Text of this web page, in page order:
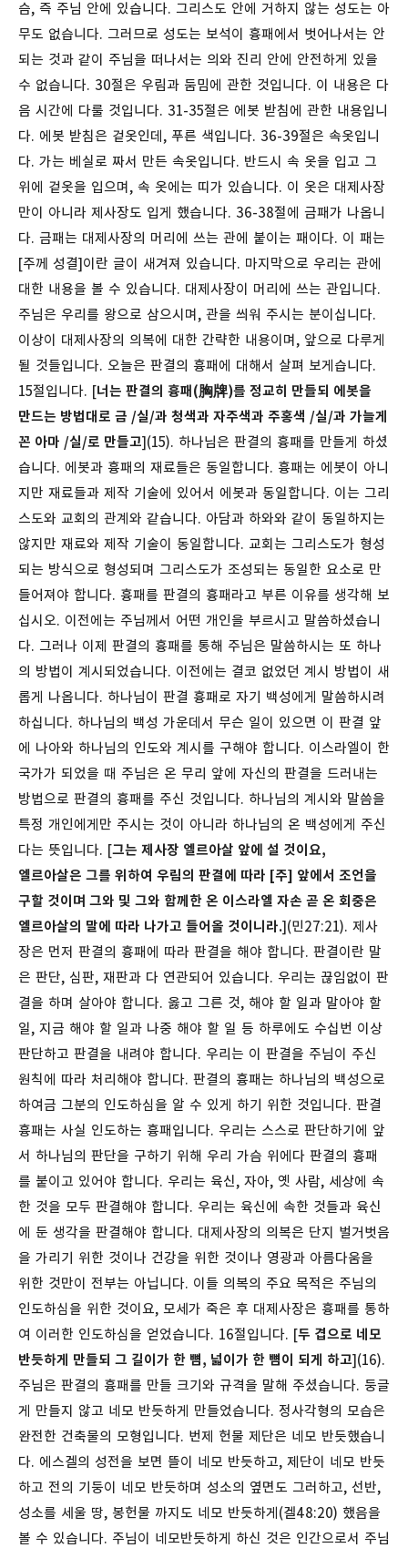
슴, 즉 주님 안에 있습니다. 그리스도 안에 거하지 않는 성도는 아
무도 없습니다. 그러므로 성도는 보석이 흉패에서 벗어나서는 안
되는 것과 같이 주님을 떠나서는 의와 진리 안에 안전하게 있을
수 없습니다. 30절은 우림과 둠밈에 관한 것입니다. 이 내용은 다
음 시간에 다룰 것입니다. 31-35절은 에봇 받침에 관한 내용입니
다. 에봇 받침은 겉옷인데, 푸른 색입니다. 36-39절은 속옷입니
다. 가는 베실로 짜서 만든 속옷입니다. 반드시 속 옷을 입고 그
위에 겉옷을 입으며, 속 옷에는 띠가 있습니다. 이 옷은 대제사장
만이 아니라 제사장도 입게 했습니다. 36-38절에 금패가 나옵니
다. 금패는 대제사장의 머리에 쓰는 관에 붙이는 패이다. 이 패는
[주께 성결]이란 글이 새겨져 있습니다. 마지막으로 우리는 관에
대한 내용을 볼 수 있습니다. 대제사장이 머리에 쓰는 관입니다.
주님은 우리를 왕으로 삼으시며, 관을 씌워 주시는 분이십니다.
이상이 대제사장의 의복에 대한 간략한 내용이며, 앞으로 다루게
될 것들입니다. 오늘은 판결의 흉패에 대해서 살펴 보게습니다.
15절입니다. [너는 판결의 흉패(胸牌)를 정교히 만들되 에봇을
만드는 방법대로 금 /실/과 청색과 자주색과 주홍색 /실/과 가늘게
꼰 아마 /실/로 만들고](15). 하나님은 판결의 흉패를 만들게 하셨
습니다. 에봇과 흉패의 재료들은 동일합니다. 흉패는 에봇이 아니
지만 재료들과 제작 기술에 있어서 에봇과 동일합니다. 이는 그리
스도와 교회의 관계와 같습니다. 아담과 하와와 같이 동일하지는
않지만 재료와 제작 기술이 동일합니다. 교회는 그리스도가 형성
되는 방식으로 형성되며 그리스도가 조성되는 동일한 요소로 만
들어져야 합니다. 흉패를 판결의 흉패라고 부른 이유를 생각해 보
십시오. 이전에는 주님께서 어떤 개인을 부르시고 말씀하셨습니
다. 그러나 이제 판결의 흉패를 통해 주님은 말씀하시는 또 하나
의 방법이 계시되었습니다. 이전에는 결코 없었던 계시 방법이 새
롭게 나옵니다. 하나님이 판결 흉패로 자기 백성에게 말씀하시려
하십니다. 하나님의 백성 가운데서 무슨 일이 있으면 이 판결 앞
에 나아와 하나님의 인도와 계시를 구해야 합니다. 이스라엘이 한
국가가 되었을 때 주님은 온 무리 앞에 자신의 판결을 드러내는
방법으로 판결의 흉패를 주신 것입니다. 하나님의 계시와 말씀을
특정 개인에게만 주시는 것이 아니라 하나님의 온 백성에게 주신
다는 뜻입니다. [그는 제사장 엘르아살 앞에 설 것이요,
엘르아살은 그를 위하여 우림의 판결에 따라 [주] 앞에서 조언을
구할 것이며 그와 및 그와 함께한 온 이스라엘 자손 곧 온 회중은
엘르아살의 말에 따라 나가고 들어올 것이니라.](민27:21). 제사
장은 먼저 판결의 흉패에 따라 판결을 해야 합니다. 판결이란 말
은 판단, 심판, 재판과 다 연관되어 있습니다. 우리는 끊임없이 판
결을 하며 살아야 합니다. 옳고 그른 것, 해야 할 일과 말아야 할
일, 지금 해야 할 일과 나중 해야 할 일 등 하루에도 수십번 이상
판단하고 판결을 내려야 합니다. 우리는 이 판결을 주님이 주신
원칙에 따라 처리해야 합니다. 판결의 흉패는 하나님의 백성으로
하여금 그분의 인도하심을 알 수 있게 하기 위한 것입니다. 판결
흉패는 사실 인도하는 흉패입니다. 우리는 스스로 판단하기에 앞
서 하나님의 판단을 구하기 위해 우리 가슴 위에다 판결의 흉패
를 붙이고 있어야 합니다. 우리는 육신, 자아, 옛 사람, 세상에 속
한 것을 모두 판결해야 합니다. 우리는 육신에 속한 것들과 육신
에 둔 생각을 판결해야 합니다. 대제사장의 의복은 단지 벌거벗음
을 가리기 위한 것이나 건강을 위한 것이나 영광과 아름다움을
위한 것만이 전부는 아닙니다. 이들 의복의 주요 목적은 주님의
인도하심을 위한 것이요, 모세가 죽은 후 대제사장은 흉패를 통하
여 이러한 인도하심을 얻었습니다. 16절입니다. [두 겹으로 네모
반듯하게 만들되 그 길이가 한 뼘, 넓이가 한 뼘이 되게 하고](16).
주님은 판결의 흉패를 만들 크기와 규격을 말해 주셨습니다. 둥글
게 만들지 않고 네모 반듯하게 만들었습니다. 정사각형의 모습은
완전한 건축물의 모형입니다. 번제 헌물 제단은 네모 반듯했습니
다. 에스겔의 성전을 보면 뜰이 네모 반듯하고, 제단이 네모 반듯
하고 전의 기둥이 네모 반듯하며 성소의 옆면도 그러하고, 선반,
성소를 세울 땅, 봉헌물 까지도 네모 반듯하게(겔48:20) 했음을
볼 수 있습니다. 주님이 네모반듯하게 하신 것은 인간으로서 주님